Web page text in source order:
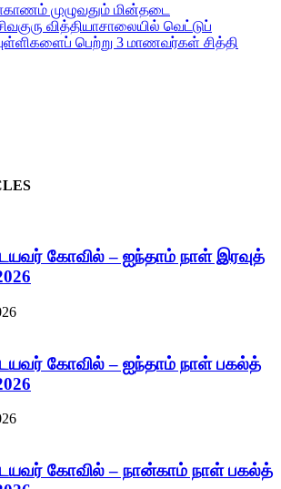
முழுவதும் மின்தடை
வித்தியாசாலையில் வெட்டுப்
பெற்று 3 மாணவர்கள் சித்தி
கோவில் – ஐந்தாம் நாள் இரவுத்
கோவில் – ஐந்தாம் நாள் பகல்த்
கோவில் – நான்காம் நாள் பகல்த்